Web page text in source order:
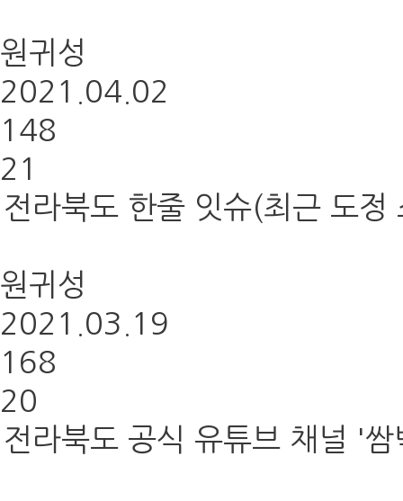
원귀성
2021.04.02
148
21
전라북도 한줄 잇슈(최근 도정
원귀성
2021.03.19
168
20
전라북도 공식 유튜브 채널 '